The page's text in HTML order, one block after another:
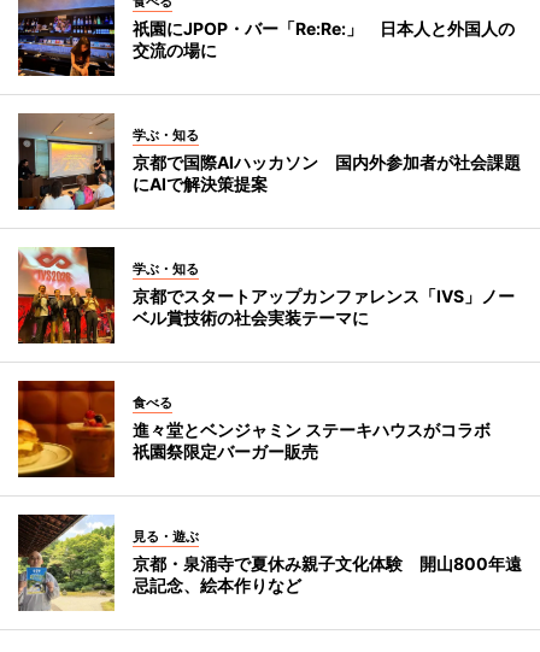
祇園にJPOP・バー「Re:Re:」 日本人と外国人の
交流の場に
学ぶ・知る
京都で国際AIハッカソン 国内外参加者が社会課題
にAIで解決策提案
学ぶ・知る
京都でスタートアップカンファレンス「IVS」ノー
ベル賞技術の社会実装テーマに
食べる
進々堂とベンジャミン ステーキハウスがコラボ
祇園祭限定バーガー販売
見る・遊ぶ
京都・泉涌寺で夏休み親子文化体験 開山800年遠
忌記念、絵本作りなど